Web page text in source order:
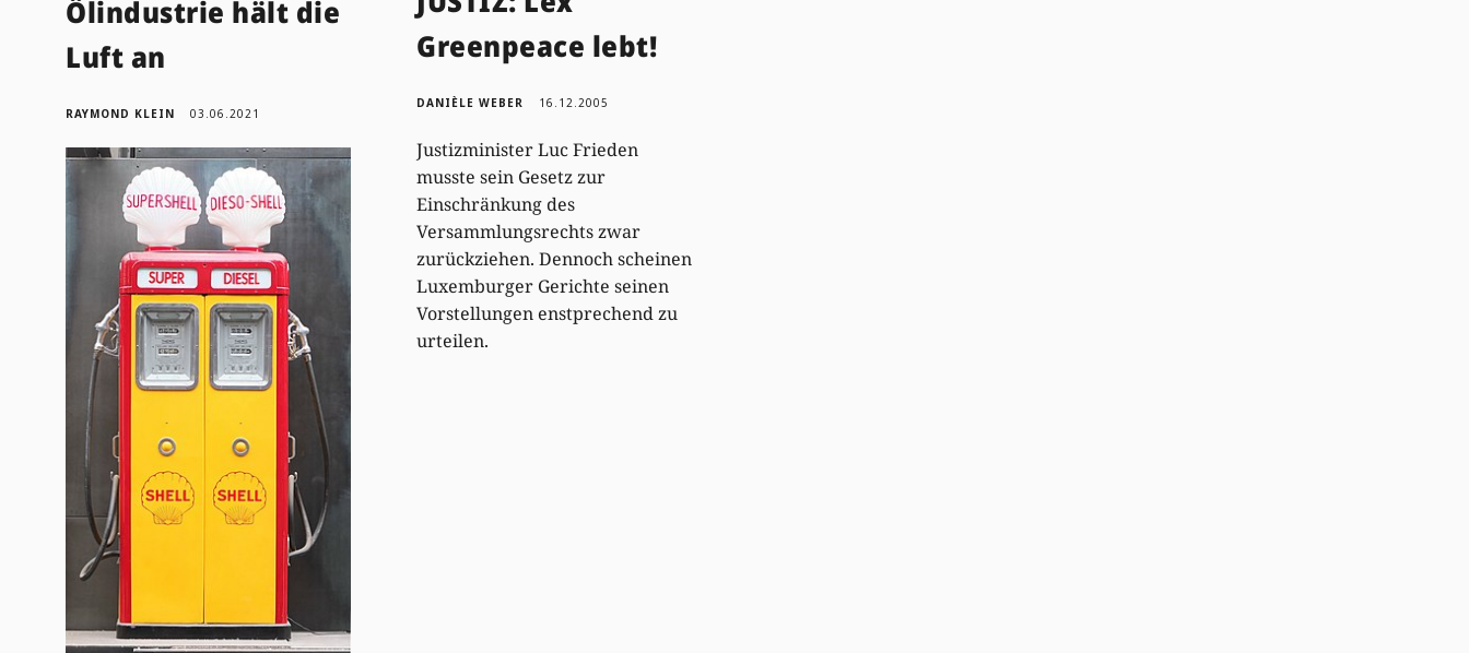
Ölindustrie hält die
Luft an
RAYMOND KLEIN 03.06.2021
Greenpeace lebt!
DANIÈLE WEBER 16.12.2005
Justizminister Luc Frieden
musste sein Gesetz zur
Einschränkung des
Versammlungsrechts zwar
zurückziehen. Dennoch scheinen
Luxemburger Gerichte seinen
Vorstellungen enstprechend zu
urteilen.